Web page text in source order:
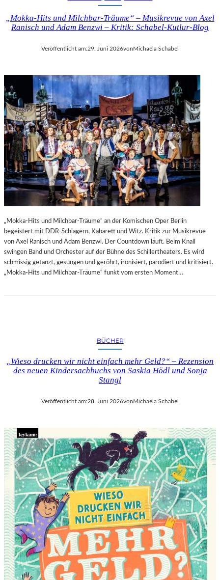
„Mokka-Hits und Milchbar-Träume“ – Musikrevue von Axel
Ranisch und Adam Benzwi – Kritik: Schabel-Kutlur-Blog
Veröffentlicht am:29. Juni 2026vonMichaela Schabel
„Mokka-Hits und Milchbar-Träume“ an der Komischen Oper Berlin
begeistert mit DDR-Schlagern, Kabarett und Witz. Kritik zur Musikrevue
von Axel Ranisch und Adam Benzwi. Der Countdown läuft. Beim Knall
swingen Band und Orchester auf der Bühne des Schillertheaters. Es wird
schmissig getanzt, gesungen und geröhrt, ironisiert, parodiert und kritisiert.
„Mokka-Hits und Milchbar-Träume“ funkt vom ersten Moment…
BÜCHER
„Wieso drucken wir nicht einfach mehr Geld?“ – Rezension
des neuen Kindersachbuchs von Saskia Hödl und Sonja
Stangl
Veröffentlicht am:28. Juni 2026von Michaela Schabel